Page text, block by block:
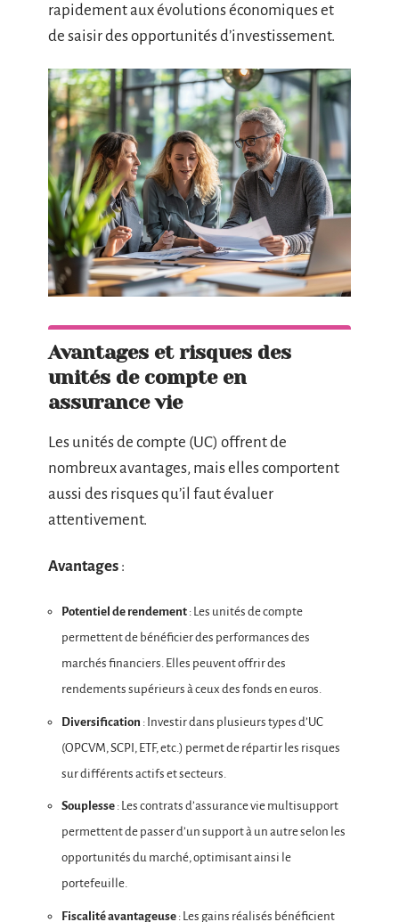
rapidement aux évolutions économiques et
de saisir des opportunités d’investissement.
Avantages et risques des
unités de compte en
assurance vie
Les unités de compte (UC) offrent de
nombreux avantages, mais elles comportent
aussi des risques qu’il faut évaluer
attentivement.
Avantages :
Potentiel de rendement : Les unités de compte
permettent de bénéficier des performances des
marchés financiers. Elles peuvent offrir des
rendements supérieurs à ceux des fonds en euros.
Diversification : Investir dans plusieurs types d’UC
(OPCVM, SCPI, ETF, etc.) permet de répartir les risques
sur différents actifs et secteurs.
Souplesse : Les contrats d’assurance vie multisupport
permettent de passer d’un support à un autre selon les
opportunités du marché, optimisant ainsi le
portefeuille.
Fiscalité avantageuse : Les gains réalisés bénéficient